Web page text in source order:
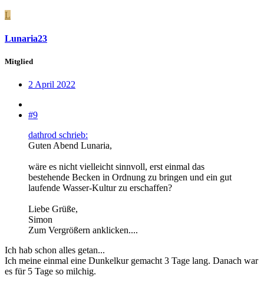
L
Lunaria23
Mitglied
2 April 2022
#9
dathrod schrieb:
Guten Abend Lunaria,
wäre es nicht vielleicht sinnvoll, erst einmal das
bestehende Becken in Ordnung zu bringen und ein gut
laufende Wasser-Kultur zu erschaffen?
Liebe Grüße,
Simon
Zum Vergrößern anklicken....
Ich hab schon alles getan...
Ich meine einmal eine Dunkelkur gemacht 3 Tage lang. Danach war
es für 5 Tage so milchig.